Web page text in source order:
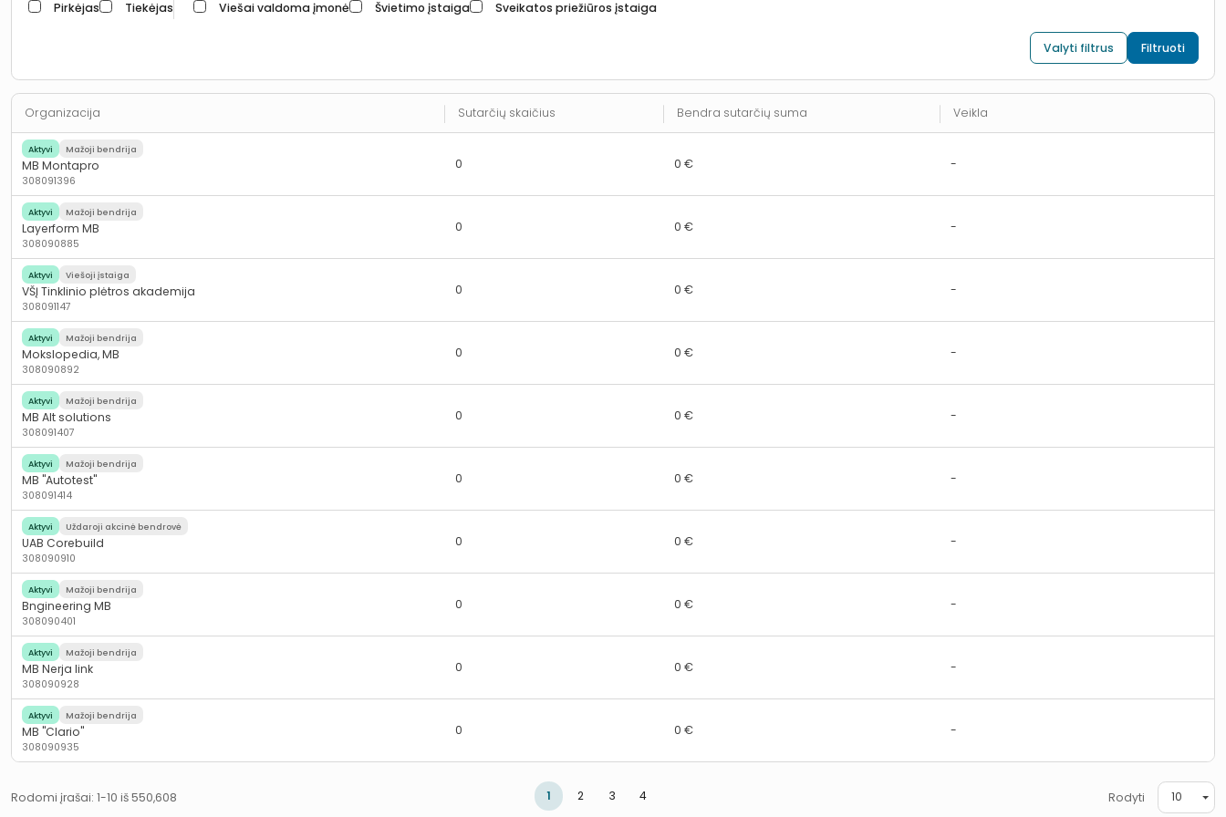
Pirkėjas Tiekėjas Viešai valdoma įmonė Švietimo įstaiga Sveikatos priežiūros įstaiga
Filtruoti
Valyti filtrus
Organizacija Sutarčių skaičius Bendra sutarčių suma Veikla
Aktyvi Mažoji bendrija
MB Montapro
308091396
0 0 € -
Aktyvi Mažoji bendrija
Layerform MB
308090885
0 0 € -
Aktyvi Viešoji įstaiga
VŠĮ Tinklinio plėtros akademija
308091147
0 0 € -
Aktyvi Mažoji bendrija
Mokslopedia, MB
308090892
0 0 € -
Aktyvi Mažoji bendrija
MB Alt solutions
308091407
0 0 € -
Aktyvi Mažoji bendrija
MB "Autotest"
308091414
0 0 € -
Aktyvi Uždaroji akcinė bendrovė
UAB Corebuild
308090910
0 0 € -
Aktyvi Mažoji bendrija
Bngineering MB
308090401
0 0 € -
Aktyvi Mažoji bendrija
MB Nerja link
308090928
0 0 € -
Aktyvi Mažoji bendrija
MB "Clario"
308090935
0 0 € -
Rodomi įrašai: 1-10 iš550,608 1Puslapis 1
2Puslapis 2
3Puslapis 3
4Puslapis 4 Rodyti 10